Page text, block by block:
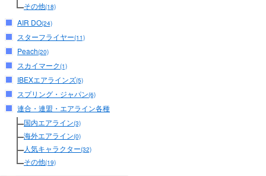
その他(18)
AIR DO(24)
スターフライヤー(11)
Peach(20)
スカイマーク(1)
IBEXエアラインズ(5)
スプリング・ジャパン(6)
連合・連盟・エアライン各種
国内エアライン(3)
海外エアライン(0)
人気キャラクター(32)
その他(19)